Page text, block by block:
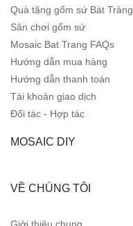
Quà tặng gốm sứ Bát Tràng
Sân chơi gốm sứ
Mosaic Bat Trang FAQs
Hướng dẫn mua hàng
Hướng dẫn thanh toán
Tài khoản giao dịch
Đối tác - Hợp tác
MOSAIC DIY
VỀ CHÚNG TÔI